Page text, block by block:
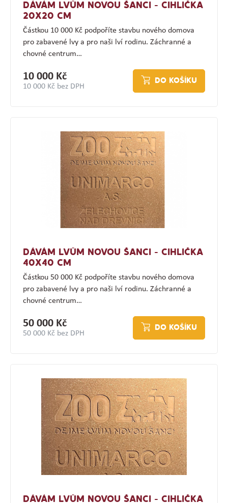
DÁVÁM LVŮM NOVOU ŠANCI - CIHLIČKA
20X20 CM
Částkou 10 000 Kč podpoříte stavbu nového domova
pro zabavené lvy a pro naši lví rodinu. Záchranné a
chovné centrum…
10 000 Kč
10 000 Kč bez DPH
DO KOŠÍKU
DÁVÁM LVŮM NOVOU ŠANCI - CIHLIČKA
40X40 CM
Částkou 50 000 Kč podpoříte stavbu nového domova
pro zabavené lvy a pro naši lví rodinu. Záchranné a
chovné centrum…
50 000 Kč
50 000 Kč bez DPH
DO KOŠÍKU
DÁVÁM LVŮM NOVOU ŠANCI - CIHLIČKA